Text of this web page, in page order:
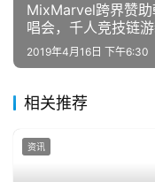
MixMarvel跨界赞
唱会，千人竞技链
2019年4月16日 下午6:30
相关推荐
资讯